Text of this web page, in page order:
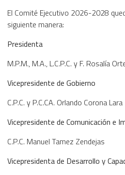
El Comité Ejecutivo 2026-2028
siguiente manera:
Presidenta
M.P.M., M.A., L.C.P.C. y F. Rosalía
Vicepresidente de Gobierno
C.P.C. y P.C.CA. Orlando Corona Lara
Vicepresidente de Comunicación e
C.P.C. Manuel Tamez Zendejas
Vicepresidenta de Desarrollo y